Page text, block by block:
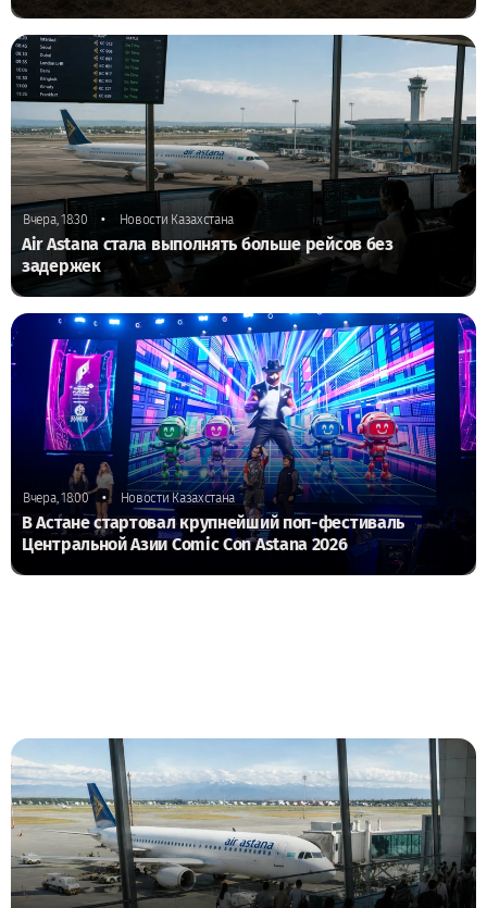
Вчера, 18:30 • Новости Казахстана
Air Astana стала выполнять больше рейсов без
задержек
Вчера, 18:00 • Новости Казахстана
В Астане стартовал крупнейший поп-фестиваль
Центральной Азии Comic Con Astana 2026